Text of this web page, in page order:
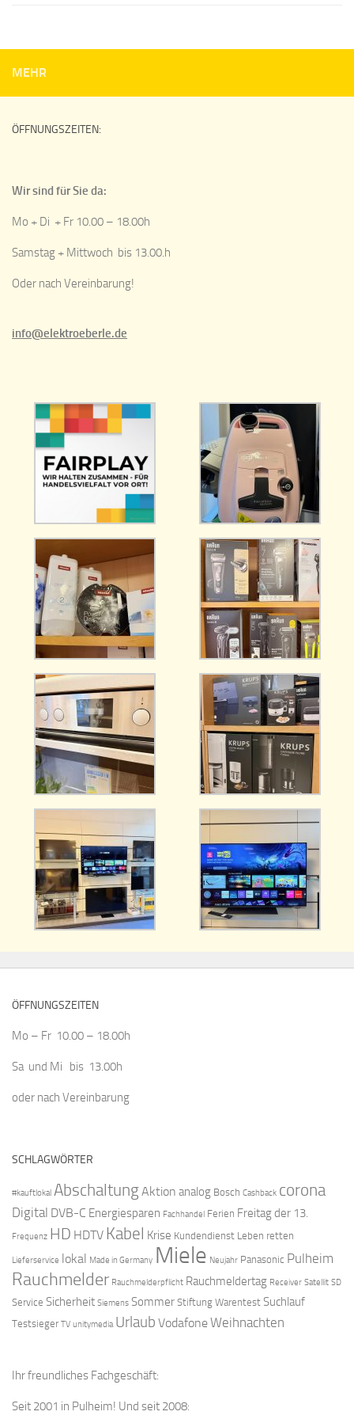
MEHR
ÖFFNUNGSZEITEN:
Wir sind für Sie da:
Mo + Di + Fr 10.00 – 18.00h
Samstag + Mittwoch bis 13.00.h
Oder nach Vereinbarung!
info@elektroeberle.de
ÖFFNUNGSZEITEN
Mo – Fr 10.00 – 18.00h
Sa und Mi bis 13.00h
oder nach Vereinbarung
SCHLAGWÖRTER
#kauftlokal AbschaltungAktion analog Bosch Cashback corona
Digital DVB-C Energiesparen Fachhandel Ferien Freitag der 13.
Frequenz HD HDTV Kabel Krise Kundendienst Leben retten
Lieferservice lokal Made in Germany Miele Neujahr Panasonic Pulheim
Rauchmelder Rauchmelderpflicht Rauchmeldertag Receiver Satellit SD
Service Sicherheit Siemens Sommer Stiftung Warentest Suchlauf
Testsieger TV unitymedia Urlaub VodafoneWeihnachten
Ihr freundliches Fachgeschäft:
Seit 2001 in Pulheim! Und seit 2008: